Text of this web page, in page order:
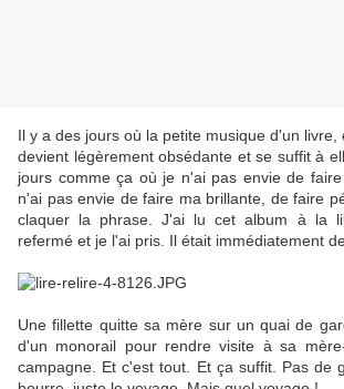
Il y a des jours où la petite musique d'un livre,
devient légèrement obsédante et se suffit à
jours comme ça où je n'ai pas envie de
n'ai pas envie de faire ma brillante, de faire
claquer la phrase. J'ai lu cet album à la
refermé et je l'ai pris. Il était immédiatement
Une fillette quitte sa mère sur un quai de
d'un monorail pour rendre visite à sa
campagne. Et c'est tout. Et ça suffit. Pas de